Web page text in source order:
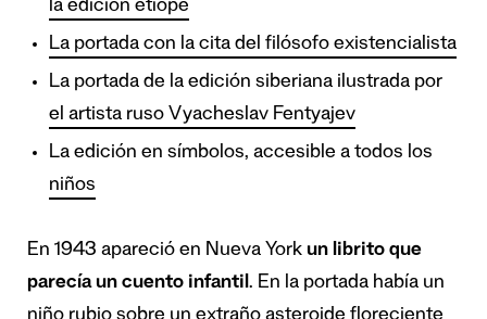
la edición etíope
La portada con la cita del filósofo existencialista
La portada de la edición siberiana ilustrada por
el artista ruso Vyacheslav Fentyajev
La edición en símbolos, accesible a todos los
niños
En 1943 apareció en Nueva York un librito que
parecía un cuento infantil. En la portada había un